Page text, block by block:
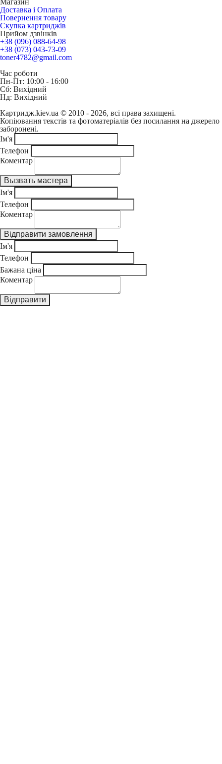
Магазин
Доставка і Оплата
Повернення товару
Скупка картриджів
Прийом дзвінків
+38 (096) 088-64-98
+38 (073) 043-73-09
toner4782@gmail.com
Час роботи
Пн-Пт: 10:00 - 16:00
Сб: Вихідний
Нд: Вихідний
Картридж.kiev.ua © 2010 - 2026, всі права захищені.
Копіювання текстів та фотоматеріалів без посилання на джерело
заборонені.
Ім'я
Телефон
Коментар
Ім'я
Телефон
Коментар
Ім'я
Телефон
Бажана ціна
Коментар